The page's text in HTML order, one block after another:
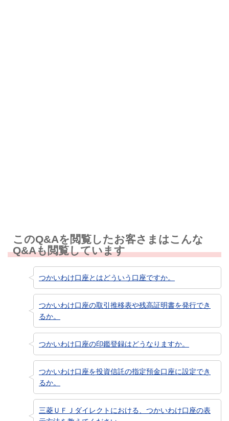
このQ&Aを閲覧したお客さまはこんな
Q&Aも閲覧しています
つかいわけ口座とはどういう口座ですか。
つかいわけ口座の取引推移表や残高証明書を発行でき
るか。
つかいわけ口座の印鑑登録はどうなりますか。
つかいわけ口座を投資信託の指定預金口座に設定でき
るか。
三菱ＵＦＪダイレクトにおける、つかいわけ口座の表